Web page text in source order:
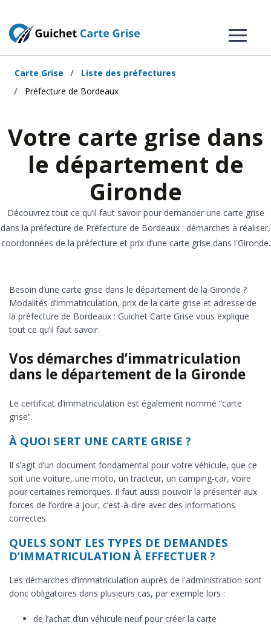
Carte Grise
Liste des préfectures
Préfecture de Bordeaux
Votre carte grise dans
le département de
Gironde
Découvrez tout ce qu’il faut savoir pour demander une carte grise
dans la préfecture de Préfecture de Bordeaux : démarches à réaliser,
coordonnées de la préfecture et prix d’une carte grise dans l'Gironde.
Besoin d’une carte grise dans le département de la Gironde ?
Modalités d’immatriculation, prix de la carte grise et adresse de
la préfecture de Bordeaux : Guichet Carte Grise vous explique
tout ce qu’il faut savoir.
Vos démarches d’immatriculation
dans le département de la Gironde
Le certificat d’immatriculation est également nommé “carte
grise”.
À QUOI SERT UNE CARTE GRISE ?
Il s’agit d’un document fondamental pour votre véhicule, que ce
soit une voiture, une moto, un tracteur, un camping-car, voire
pour certaines remorques. Il faut aussi pouvoir la présenter aux
forces de l’ordre à jour, c’est-à-dire avec des informations
correctes.
QUELS SONT LES TYPES DE DEMANDES
D’IMMATRICULATION À EFFECTUER ?
Les démarches d’immatriculation auprès de l'administration sont
donc obligatoires dans plusieurs cas, par exemple lors :
de l’achat d’un véhicule neuf pour créer la carte